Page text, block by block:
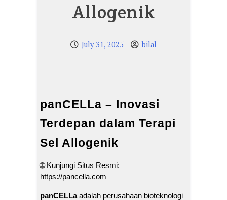
Allogenik
July 31, 2025 bilal
panCELLa – Inovasi
Terdepan dalam Terapi
Sel Allogenik
🌐 Kunjungi Situs Resmi:
https://pancella.com
panCELLaadalah perusahaan bioteknologi